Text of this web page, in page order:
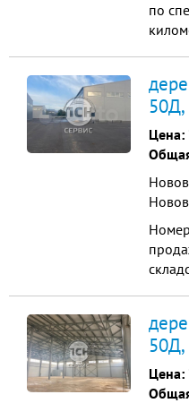
по
15мин
50Д,
Цена:
50Д,
Цена: